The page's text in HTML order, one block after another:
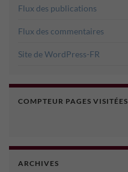
Flux des publications
Flux des commentaires
Site de WordPress-FR
COMPTEUR PAGES VISITÉES
ARCHIVES